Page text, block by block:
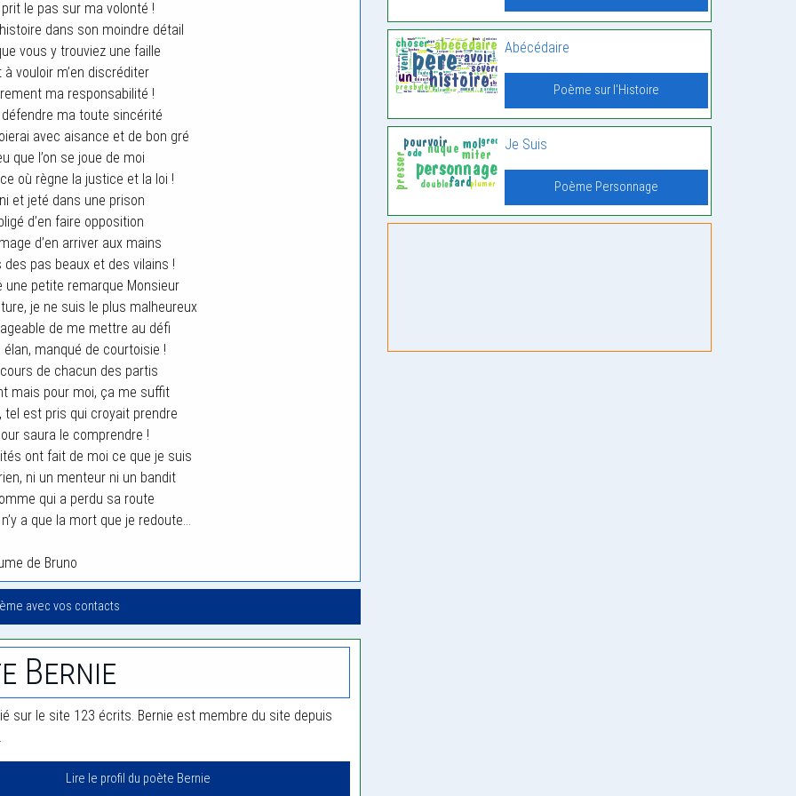
le pas sur ma volonté !
dans son moindre détail
vous y trouviez une faille
vouloir m’en discréditer
ma responsabilité !
défendre ma toute sincérité
avec aisance et de bon gré
que l’on se joue de moi
où règne la justice et la loi !
et jeté dans une prison
d’en faire opposition
d’en arriver aux mains
pas beaux et des vilains !
petite remarque Monsieur
je ne suis le plus malheureux
de me mettre au défi
manqué de courtoisie !
de chacun des partis
mais pour moi, ça me suffit
tel est pris qui croyait prendre
saura le comprendre !
ont fait de moi ce que je suis
ni un menteur ni un bandit
qui a perdu sa route
a que la mort que je redoute…
de Bruno
avec vos contacts
Bernie
sur le site 123 écrits. Bernie est membre du site depuis
Lire le profil du poète Bernie
Abécédaire
Poème sur l'Histoire
Je Suis
Poème Personnage